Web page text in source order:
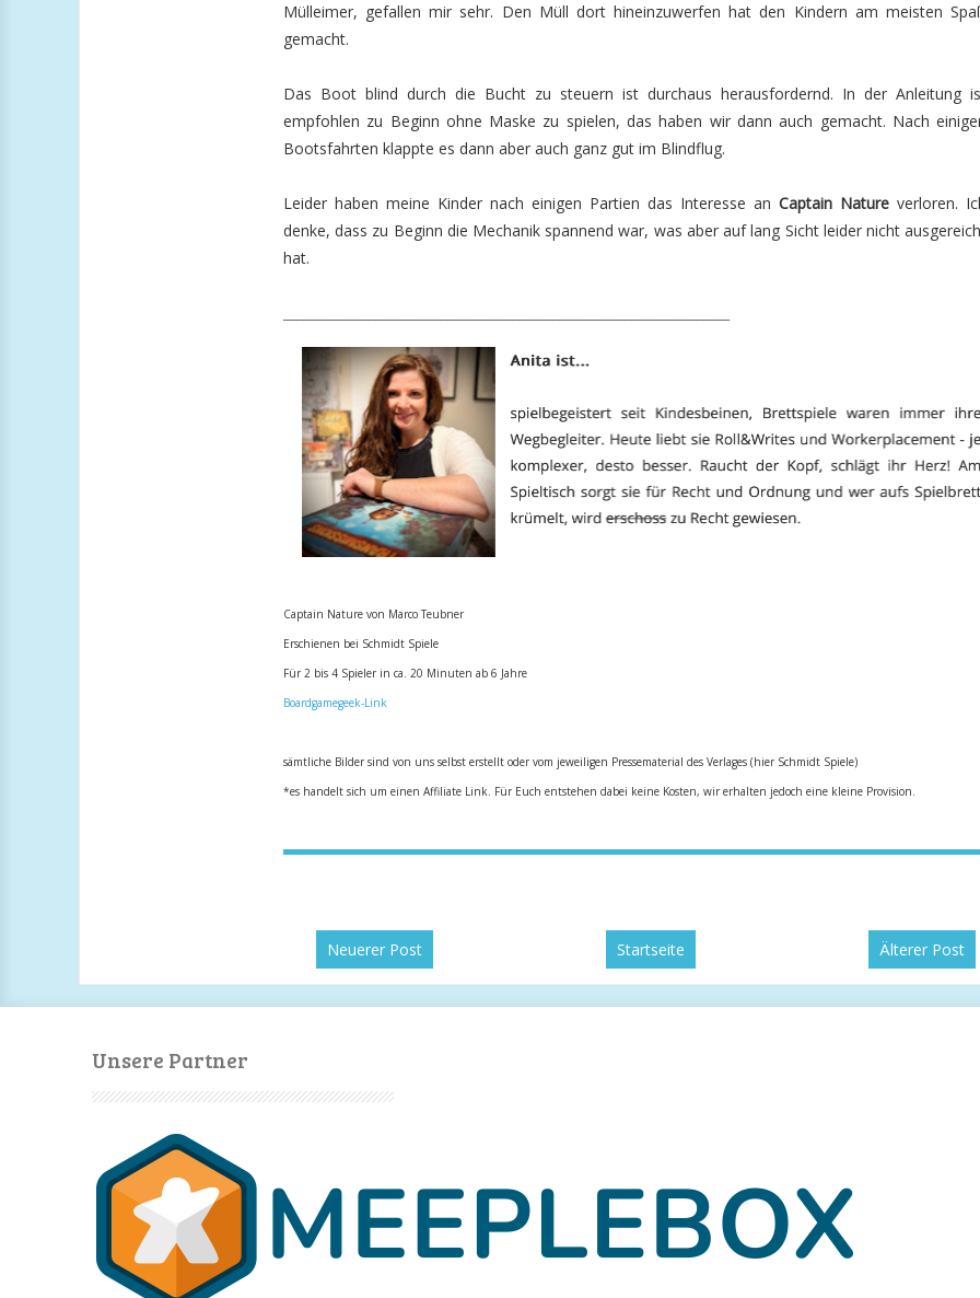
Mülleimer, gefallen mir sehr. Den Müll dort hineinzuwerfen hat den Kindern am meisten
gemacht.
Das Boot blind durch die Bucht zu steuern ist durchaus herausfordernd. In der Anleitung
empfohlen zu Beginn ohne Maske zu spielen, das haben wir dann auch gemacht. Nach
Bootsfahrten klappte es dann aber auch ganz gut im Blindflug.
Leider haben meine Kinder nach einigen Partien das Interesse anCaptain Nature verloren.
denke, dass zu Beginn die Mechanik spannend war, was aber auf lang Sicht leider nicht
hat.
Captain Nature von Marco Teubner
Erschienen bei Schmidt Spiele
Für 2 bis 4 Spieler in ca. 20 Minuten ab 6 Jahre
Boardgamegeek-Link
sämtliche Bilder sind von uns selbst erstellt oder vom jeweiligen Pressematerial des Verlages (hier Schmidt Spiele)
*es handelt sich um einen Affiliate Link. Für Euch entstehen dabei keine Kosten, wir erhalten jedoch eine kleine Provision.
Neuerer Post Älterer Post
Startseite
Unsere Partner